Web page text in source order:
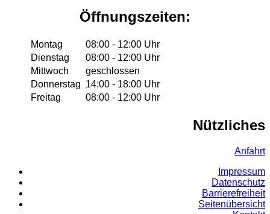
Öffnungszeiten:
Montag
08:00 - 12:00 Uhr
Dienstag
08:00 - 12:00 Uhr
Mittwoch
geschlossen
Donnerstag 14:00 - 18:00 Uhr
Freitag
08:00 - 12:00 Uhr
Nützliches
Anfahrt
Impressum
Datenschutz
Barrierefreiheit
Seitenübersicht